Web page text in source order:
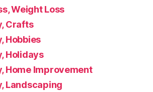
Weight Loss
Crafts
Hobbies
Holidays
Home Improvement
Landscaping